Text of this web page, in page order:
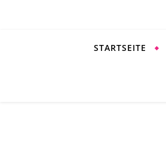
STARTSEITE